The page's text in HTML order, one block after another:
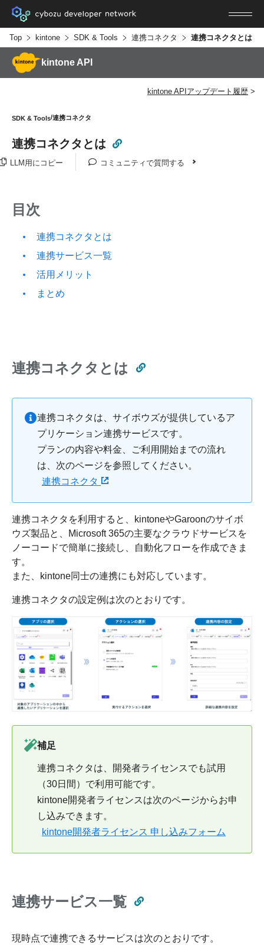
Top kintone SDK & Tools 連携コネクタ 連携コネクタとは
kintone API
kintone APIアップデート履歴
SDK & Tools 連携コネクタ
連携コネクタとは
LLM用にコピー コミュニティで質問する
目次
連携コネクタとは
連携サービス一覧
活用メリット
まとめ
連携コネクタとは
連携コネクタは、サイボウズが提供しているア
プリケーション連携サービスです。
プランの内容や料金、ご利用開始までの流れ
は、次のページを参照してください。
連携コネクタ
連携コネクタを利用すると、kintoneやGaroonのサイボ
ウズ製品と、Microsoft 365の主要なクラウドサービスを
ノーコードで簡単に接続し、自動化フローを作成できま
す。
また、kintone同士の連携にも対応しています。
連携コネクタの設定例は次のとおりです。
補足
連携コネクタは、開発者ライセンスでも試用
（30日間）で利用可能です。
kintone開発者ライセンスは次のページからお申
し込みできます。
kintone開発者ライセンス 申し込みフォーム
連携サービス一覧
現時点で連携できるサービスは次のとおりです。